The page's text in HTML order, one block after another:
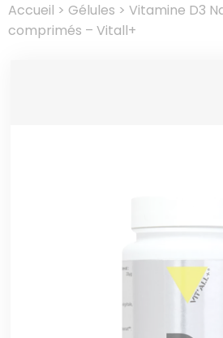
Accueil > Gélules > Vitamine D3
comprimés – Vitall+